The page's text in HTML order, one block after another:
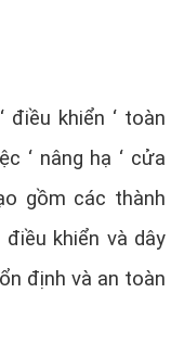
khiển ‘ toàn
‘ nâng hạ ‘ cửa
gồm các thành
khiển và dây
định và an toàn